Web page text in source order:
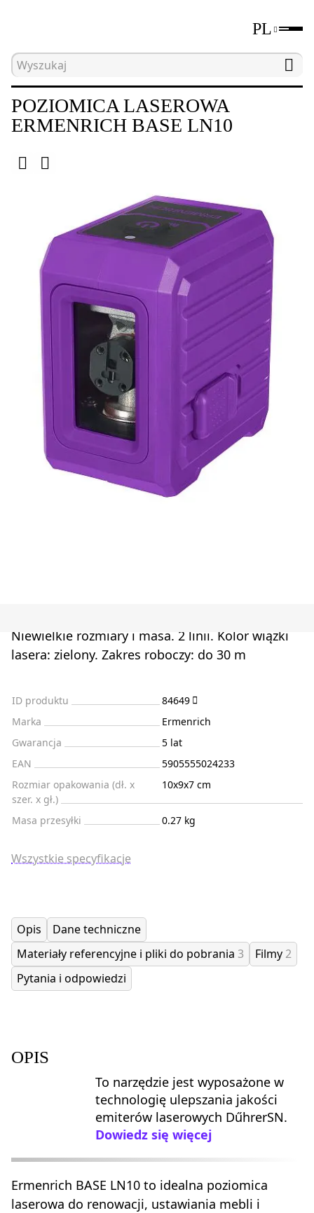
PL
Strona główna Poziomice laserowe i
POZIOMICA LASEROWA
ERMENRICH BASE LN10
Niewielkie rozmiary i masa. 2 linii. Kolor wiązki
lasera: zielony. Zakres roboczy: do 30 m
ID produktu
84649
Marka
Ermenrich
Gwarancja
5 lat
EAN
5905555024233
Rozmiar opakowania (dł. x
szer. x gł.)
10x9x7 cm
Masa przesyłki 0.27 kg
Wszystkie specyfikacje
Opis
Dane techniczne
Materiały referencyjne i pliki do pobrania 3 Filmy 2
Pytania i odpowiedzi
OPIS
To narzędzie jest wyposażone w
technologię ulepszania jakości
emiterów laserowych DűhrerSN.
Dowiedz się więcej
Ermenrich BASE LN10 to idealna poziomica
laserowa do renowacji, ustawiania mebli i